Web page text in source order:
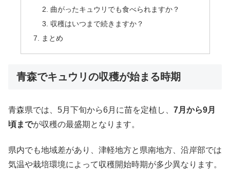
曲がったキュウリでも食べられますか？
収穫はいつまで続きますか？
まとめ
青森でキュウリの収穫が始まる時期
青森県では、5月下旬から6月に苗を定植し、 7月から9月
頃までが収穫の最盛期となります。
県内でも地域差があり、津軽地方と県南地方、沿岸部では
気温や栽培環境によって収穫開始時期が多少異なります。